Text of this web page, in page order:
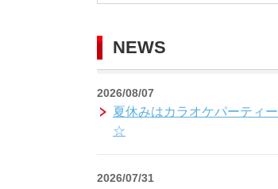
NEWS
2026/08/07
夏休みはカラオケパーティー
☆
2026/07/31